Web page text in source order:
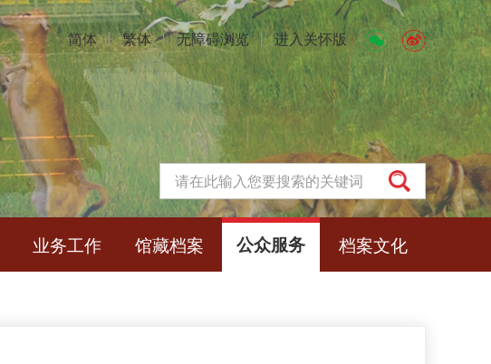
简体 丨 繁体 丨 无障碍浏览 丨 进入关怀版
业务工作 馆藏档案 公众服务 档案文化